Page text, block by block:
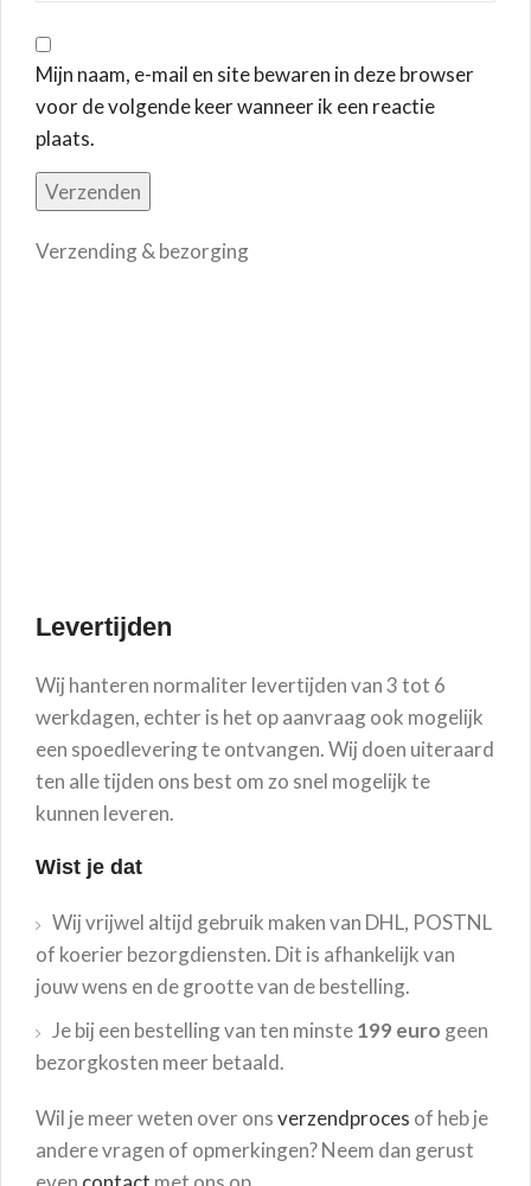
Mijn naam, e-mail en site bewaren in deze browser
voor de volgende keer wanneer ik een reactie
plaats.
Verzending & bezorging
Levertijden
Wij hanteren normaliter levertijden van 3 tot 6
werkdagen, echter is het op aanvraag ook mogelijk
een spoedlevering te ontvangen. Wij doen uiteraard
ten alle tijden ons best om zo snel mogelijk te
kunnen leveren.
Wist je dat
Wij vrijwel altijd gebruik maken van DHL, POSTNL
of koerier bezorgdiensten. Dit is afhankelijk van
jouw wens en de grootte van de bestelling.
Je bij een bestelling van ten minste199 euro geen
bezorgkosten meer betaald.
Wil je meer weten over onsverzendproces of heb je
andere vragen of opmerkingen? Neem dan gerust